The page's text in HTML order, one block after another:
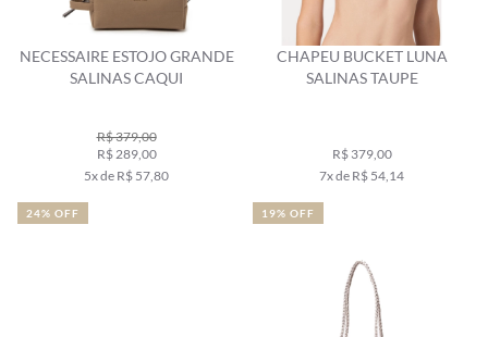
NECESSAIRE ESTOJO GRANDE
SALINAS CAQUI
R$ 379,00
R$ 289,00
5x de R$ 57,80
CHAPEU BUCKET LUNA
SALINAS TAUPE
R$ 379,00
7x de R$ 54,14
24% OFF 19% OFF